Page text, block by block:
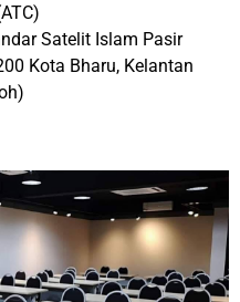
Satelit Islam Pasir
Kota Bharu, Kelantan